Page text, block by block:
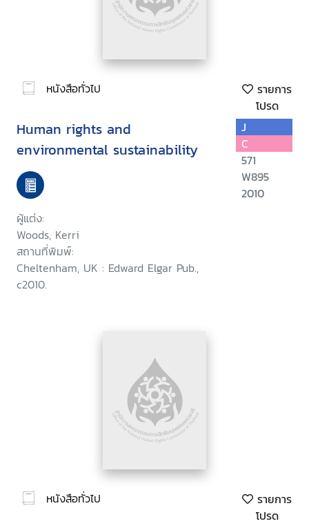
หนังสือทั่วไป
รายการ
โปรด
Human rights and
environmental sustainability
ผู้แต่ง:
Woods, Kerri
สถานที่พิมพ์:
Cheltenham, UK : Edward Elgar Pub.,
c2010.
J
C
571
W895
2010
หนังสือทั่วไป
รายการ
โปรด